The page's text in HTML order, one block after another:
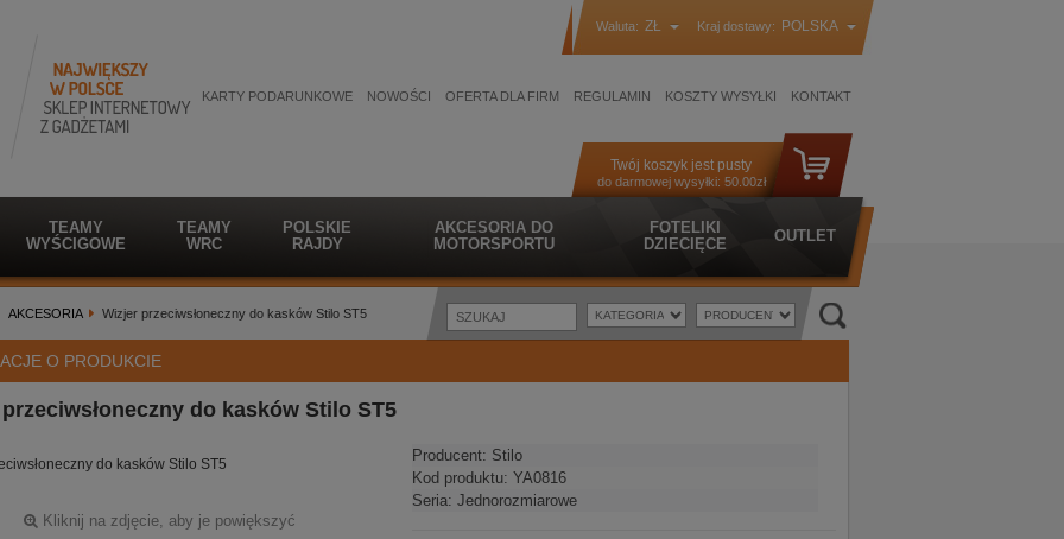
Waluta: ZŁ Kraj dostawy: POLSKA
KARTY PODARUNKOWE NOWOŚCI OFERTA DLA FIRM REGULAMIN KOSZTY WYSYŁKI KONTAKT
Twój koszyk jest pusty
do darmowej wysyłki: 50.00zł
TEAMY
WYŚCIGOWE
TEAMY
WRC
POLSKIE
RAJDY
AKCESORIA DO
MOTORSPORTU
FOTELIKI
DZIECIĘCE
OUTLET
AKCESORIA Wizjer przeciwsłoneczny do kasków Stilo ST5
O PRODUKCIE
do kasków Stilo ST5
do kasków Stilo ST5
Kliknij na zdjęcie, aby je powiększyć
Producent: Stilo
Kod produktu: YA0816
Seria: Jednorozmiarowe